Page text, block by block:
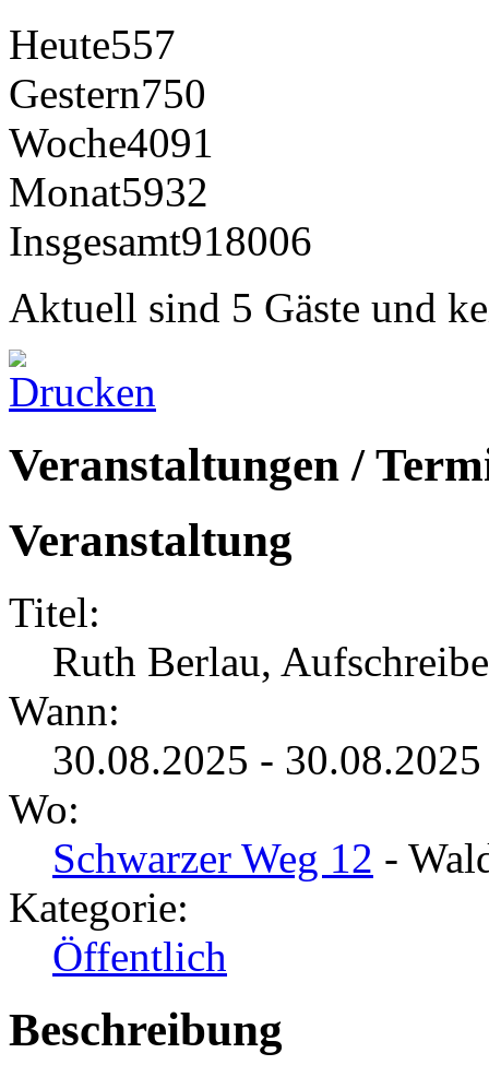
Heute557
Gestern750
Woche4091
Monat5932
Insgesamt918006
Aktuell sind 5 Gäste und
Veranstaltungen /
Veranstaltung
Titel:
Ruth Berlau,
Wann:
30.08.2025 -
Wo:
Schwarzer Weg 12 -
Kategorie:
Öffentlich
Beschreibung